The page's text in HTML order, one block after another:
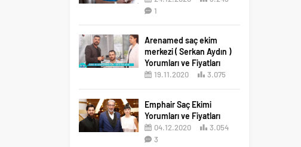
1
Arenamed saç ekim
merkezi ( Serkan Aydın )
Yorumları ve Fiyatları
19.11.2020
3.075
Emphair Saç Ekimi
Yorumları ve Fiyatları
04.12.2020
3.054
3